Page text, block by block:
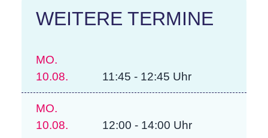
WEITERE TERMINE
MO.
10.08.
11:45 - 12:45 Uhr
MO.
10.08.
12:00 - 14:00 Uhr